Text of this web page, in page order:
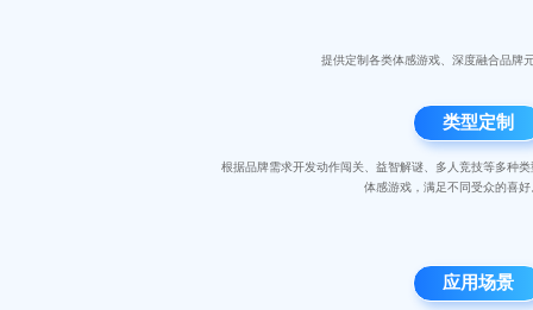
提供定制各类体感游戏、深度融合品牌
类型定制
根据品牌需求开发动作闯关、益智解谜、多人竞技等多种类
体感游戏，满足不同受众的喜好
应用场景